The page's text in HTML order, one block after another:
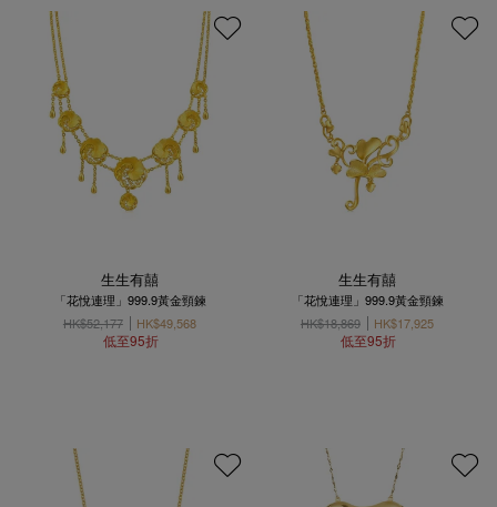
生生有囍
「花悅連理」999.9黃金頸鍊
HK$52,177
HK$49,568
低至95折
生生有囍
「花悅連理」999.9黃金頸鍊
HK$18,869
HK$17,925
低至95折